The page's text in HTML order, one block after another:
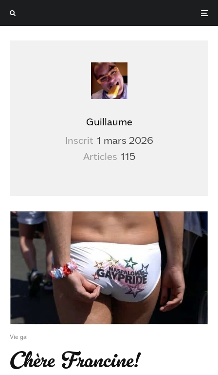
Guillaume
Inscrit 1 mars 2026
Articles 115
Vie gai
Chère Francine!